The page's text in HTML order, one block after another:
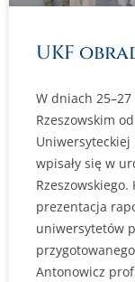
UKF
W dniach
Rzeszowskim
Uniwersyteckiej
wpisały się w
prezentacja
uniwersytetów
Antonowicz